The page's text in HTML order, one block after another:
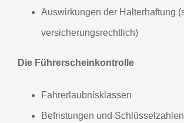
Auswirkungen der Halterhaftung
versicherungsrechtlich)
Die Führerscheinkontrolle
Fahrerlaubnisklassen
Befristungen und Schlüsselzahlen